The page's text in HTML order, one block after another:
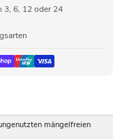
3, 6, 12 oder 24
mängelfreien